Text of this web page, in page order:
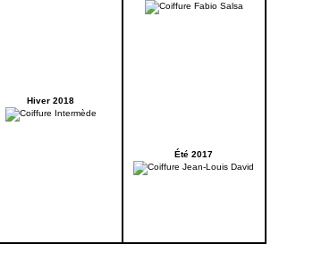
Hiver 2018
Été 2017